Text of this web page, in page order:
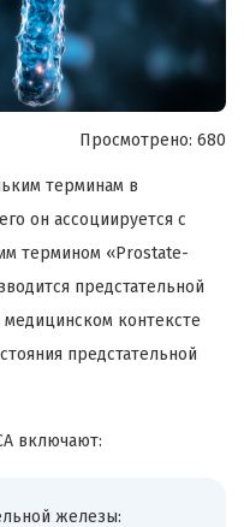
Просмотрено: 680
терминам в
он ассоциируется с
термином «Prostate-
предстательной
контексте
предстательной
включают:
железы: